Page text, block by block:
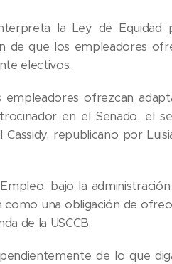
la Ley de Equidad
de que los empleadores
electivos.
ofrezcan
en el Senado, el
republicano por
bajo la
una obligación de
de la USCCB.
de lo que